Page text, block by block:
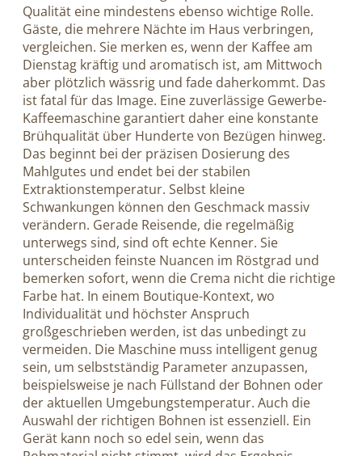
Qualität eine mindestens ebenso wichtige Rolle.
Gäste, die mehrere Nächte im Haus verbringen,
vergleichen. Sie merken es, wenn der Kaffee am
Dienstag kräftig und aromatisch ist, am Mittwoch
aber plötzlich wässrig und fade daherkommt. Das
ist fatal für das Image. Eine zuverlässige Gewerbe-
Kaffeemaschine garantiert daher eine konstante
Brühqualität über Hunderte von Bezügen hinweg.
Das beginnt bei der präzisen Dosierung des
Mahlgutes und endet bei der stabilen
Extraktionstemperatur. Selbst kleine
Schwankungen können den Geschmack massiv
verändern. Gerade Reisende, die regelmäßig
unterwegs sind, sind oft echte Kenner. Sie
unterscheiden feinste Nuancen im Röstgrad und
bemerken sofort, wenn die Crema nicht die richtige
Farbe hat. In einem Boutique-Kontext, wo
Individualität und höchster Anspruch
großgeschrieben werden, ist das unbedingt zu
vermeiden. Die Maschine muss intelligent genug
sein, um selbstständig Parameter anzupassen,
beispielsweise je nach Füllstand der Bohnen oder
der aktuellen Umgebungstemperatur. Auch die
Auswahl der richtigen Bohnen ist essenziell. Ein
Gerät kann noch so edel sein, wenn das